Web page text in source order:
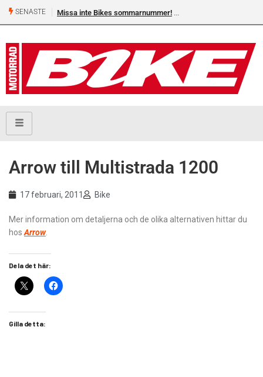
SENASTE Missa inte Bikes sommarnummer!
Arrow till Multistrada 1200
17 februari, 2011 Bike
Mer information om detaljerna och de olika alternativen hittar du
hosArrow.
Dela det här:
Gilla detta: